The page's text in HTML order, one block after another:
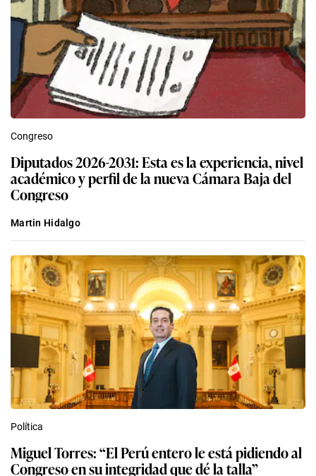
Congreso
Diputados 2026-2031: Esta es la experiencia, nivel
académico y perfil de la nueva Cámara Baja del
Congreso
Martin Hidalgo
Política
Miguel Torres: “El Perú entero le está pidiendo al
Congreso en su integridad que dé la talla”